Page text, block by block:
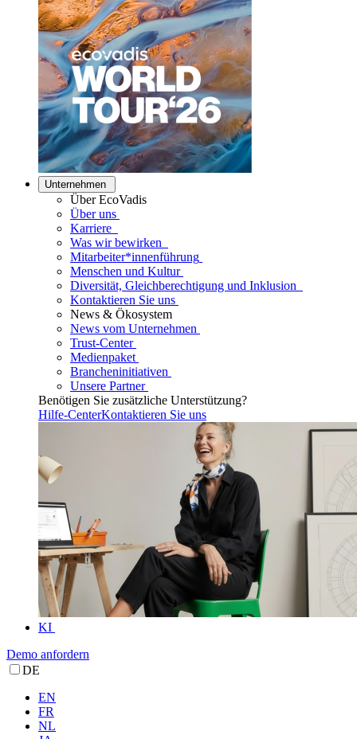
Unternehmen
Über EcoVadis
Über uns
Karriere
Was wir bewirken
Mitarbeiter*innenführung
Menschen und Kultur
Diversität, Gleichberechtigung und Inklusion
Kontaktieren Sie uns
News & Ökosystem
News vom Unternehmen
Trust-Center
Medienpaket
Brancheninitiativen
Unsere Partner
Benötigen Sie zusätzliche Unterstützung?
Hilfe-CenterKontaktieren Sie uns
KI
Demo anfordern
DE
EN
FR
NL